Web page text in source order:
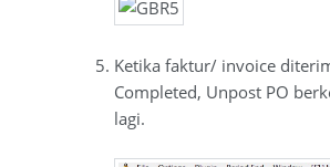
Ketika faktur/ invoice
Completed, Unpost PO
lagi.